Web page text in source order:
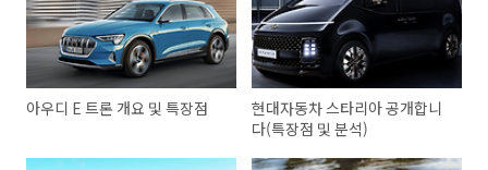
아우디 E 트론 개요 및 특장점
현대자동차 스타리아 공개합니
다(특장점 및 분석)